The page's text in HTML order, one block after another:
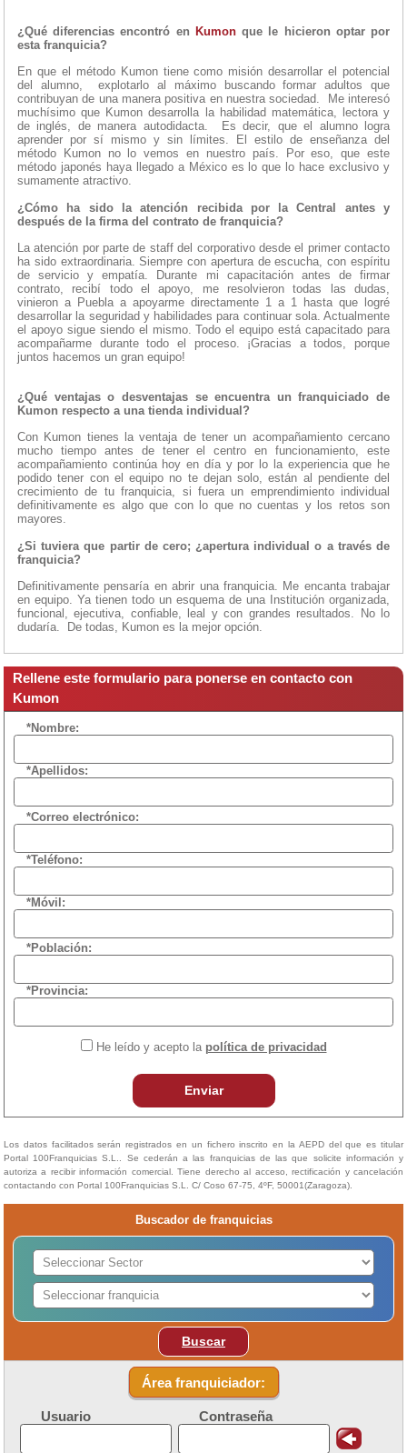
¿Qué diferencias encontró en Kumonque le hicieron optar por
esta franquicia?
En que el método Kumon tiene como misión desarrollar el potencial
del alumno, explotarlo al máximo buscando formar adultos que
contribuyan de una manera positiva en nuestra sociedad. Me interesó
muchísimo que Kumon desarrolla la habilidad matemática, lectora y
de inglés, de manera autodidacta. Es decir, que el alumno logra
aprender por sí mismo y sin límites. El estilo de enseñanza del
método Kumon no lo vemos en nuestro país. Por eso, que este
método japonés haya llegado a México es lo que lo hace exclusivo y
sumamente atractivo.
¿Cómo ha sido la atención recibida por la Central antes y
después de la firma del contrato de franquicia?
La atención por parte de staff del corporativo desde el primer contacto
ha sido extraordinaria. Siempre con apertura de escucha, con espíritu
de servicio y empatía. Durante mi capacitación antes de firmar
contrato, recibí todo el apoyo, me resolvieron todas las dudas,
vinieron a Puebla a apoyarme directamente 1 a 1 hasta que logré
desarrollar la seguridad y habilidades para continuar sola. Actualmente
el apoyo sigue siendo el mismo. Todo el equipo está capacitado para
acompañarme durante todo el proceso. ¡Gracias a todos, porque
juntos hacemos un gran equipo!
¿Qué ventajas o desventajas se encuentra un franquiciado de
Kumon respecto a una tienda individual?
Con Kumon tienes la ventaja de tener un acompañamiento cercano
mucho tiempo antes de tener el centro en funcionamiento, este
acompañamiento continúa hoy en día y por lo la experiencia que he
podido tener con el equipo no te dejan solo, están al pendiente del
crecimiento de tu franquicia, si fuera un emprendimiento individual
definitivamente es algo que con lo que no cuentas y los retos son
mayores.
¿Si tuviera que partir de cero; ¿apertura individual o a través de
franquicia?
Definitivamente pensaría en abrir una franquicia. Me encanta trabajar
en equipo. Ya tienen todo un esquema de una Institución organizada,
funcional, ejecutiva, confiable, leal y con grandes resultados. No lo
dudaría. De todas, Kumon es la mejor opción.
Rellene este formulario para ponerse en contacto con
Kumon
*Nombre:
*Apellidos:
*Correo electrónico:
*Teléfono:
*Móvil:
*Población:
*Provincia:
He leído y acepto la política de privacidad
Enviar
Los datos facilitados serán registrados en un fichero inscrito en la AEPD del que es titular
Portal 100Franquicias S.L.. Se cederán a las franquicias de las que solicite información y
autoriza a recibir información comercial. Tiene derecho al acceso, rectificación y cancelación
contactando con Portal 100Franquicias S.L. C/ Coso 67-75, 4ºF, 50001(Zaragoza).
Buscador de franquicias
Buscar
Área franquiciador:
Usuario Contraseña